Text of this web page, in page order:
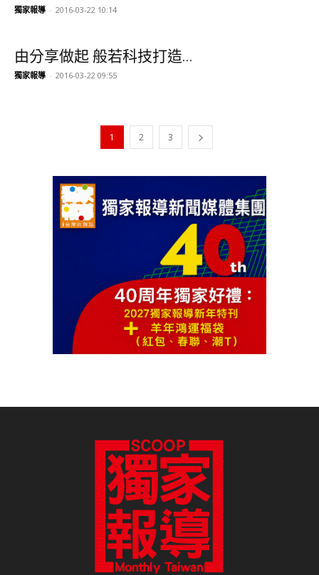
獨家報導 - 2016-03-22 10:14
由分享做起 般若科技打造...
獨家報導 - 2016-03-22 09:55
1 2 3